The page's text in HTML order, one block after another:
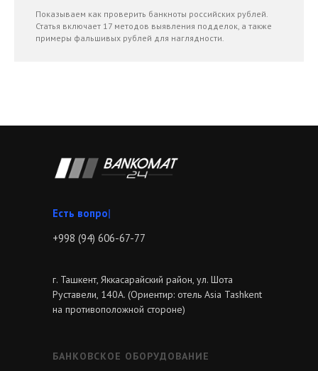
Показываем как проверить банкноты российских рублей.
Статья включает 17 методов выявления подделок, а также
примеры фальшивых рублей для наглядности.
БАНКОВСКОЕ ОБОРУДОВАНИЕ
г. Ташкент, Яккасарайский район, ул. Шота
Руставели, 140А. (Ориентир: отель Asia Tashkent
на противоположной стороне)
Звоните|
+998 (94) 606-67-77